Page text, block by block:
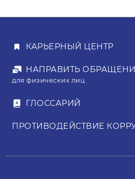
КАРЬЕРНЫЙ ЦЕНТР
НАПРАВИТЬ
для физических лиц
ГЛОССАРИЙ
ПРОТИВОДЕЙСТВИЕ